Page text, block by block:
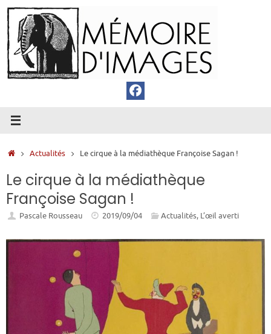
Passer
au
contenu
Accueil
Actualités Le cirque à la médiathèque Françoise Sagan !
Le cirque à la médiathèque
Françoise Sagan !
Pascale Rousseau 2019/09/04 Actualités, L’œil averti